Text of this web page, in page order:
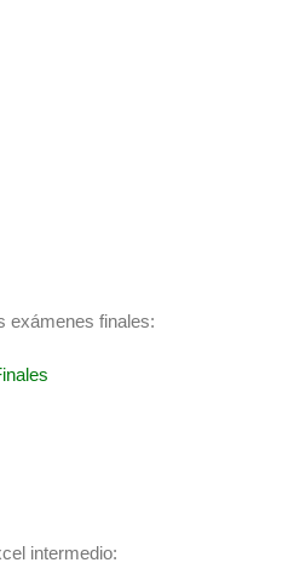
exámenes finales:
intermedio: